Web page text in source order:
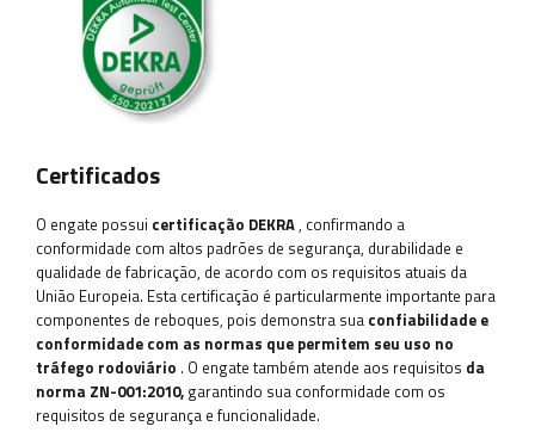
Certificados
O engate possui certificação DEKRA, confirmando a
conformidade com altos padrões de segurança, durabilidade e
qualidade de fabricação, de acordo com os requisitos atuais da
União Europeia. Esta certificação é particularmente importante para
componentes de reboques, pois demonstra sua confiabilidade e
conformidade com as normas que permitem seu uso no
tráfego rodoviário . O engate também atende aos requisitos da
norma ZN-001:2010, garantindo sua conformidade com os
requisitos de segurança e funcionalidade.